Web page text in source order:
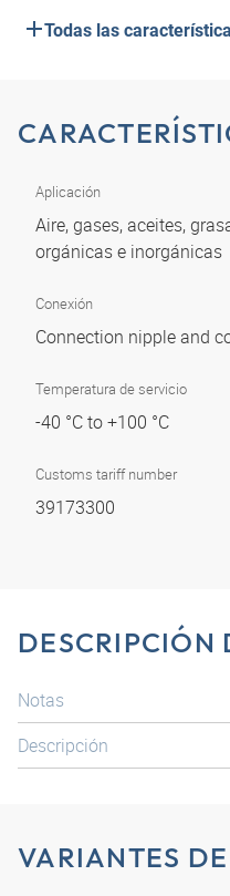
Todas las
Aplicación
Aire, gases, aceites,
orgánicas e inorgánicas
Conexión
Connection nipple and
Temperatura de servicio
-40 °C to +100 °C
Customs tariff number
39173300
DESCRIPCIÓN
Notas
Descripción
VARIANTES